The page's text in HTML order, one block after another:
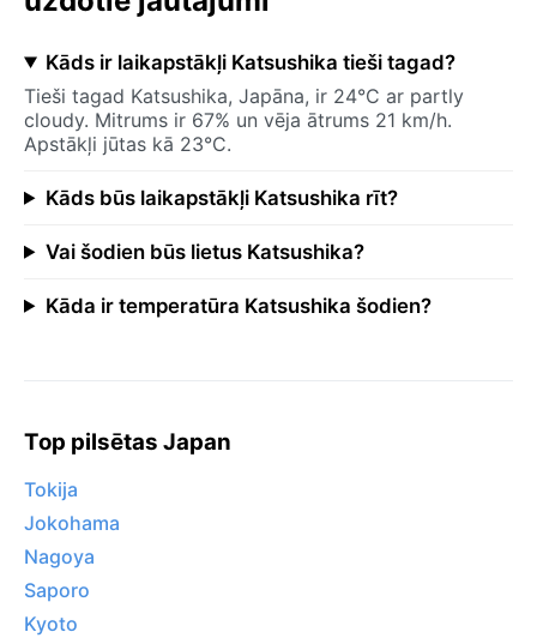
Kāds ir laikapstākļi Katsushika tieši tagad?
Tieši tagad Katsushika, Japāna, ir 24°C ar partly
cloudy. Mitrums ir 67% un vēja ātrums 21 km/h.
Apstākļi jūtas kā 23°C.
Kāds būs laikapstākļi Katsushika rīt?
Vai šodien būs lietus Katsushika?
Kāda ir temperatūra Katsushika šodien?
Top pilsētas Japan
Tokija
Jokohama
Nagoya
Saporo
Kyoto